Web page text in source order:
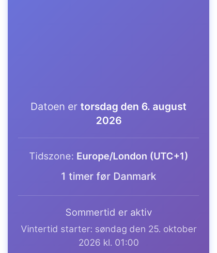
Datoen er torsdag den 6. august
2026
Tidszone: Europe/London (UTC+1)
1 timer før Danmark
Sommertid er aktiv
Vintertid starter: søndag den 25. oktober
2026 kl. 01:00